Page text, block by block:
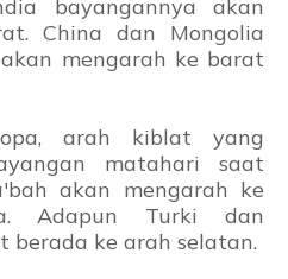
bayangannya akan
China dan Mongolia
mengarah ke barat
arah kiblat yang
matahari saat
akan mengarah ke
Adapun Turki dan
berada ke arah selatan.